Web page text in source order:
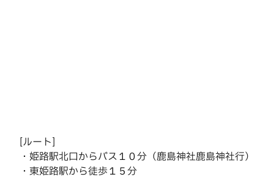
[ルート]
・姫路駅北口からバス１０分（鹿島神社鹿島神社行）
・東姫路駅から徒歩１５分